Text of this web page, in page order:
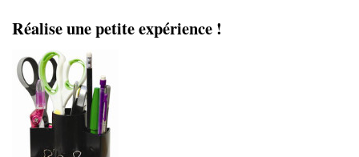
Réalise une petite expérience !